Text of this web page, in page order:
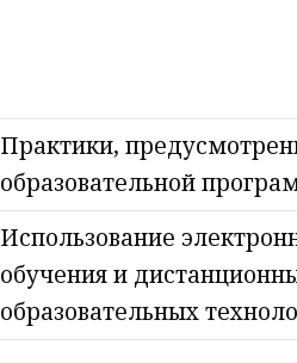
Практики,
образовательной
Использование
обучения и
образовательных